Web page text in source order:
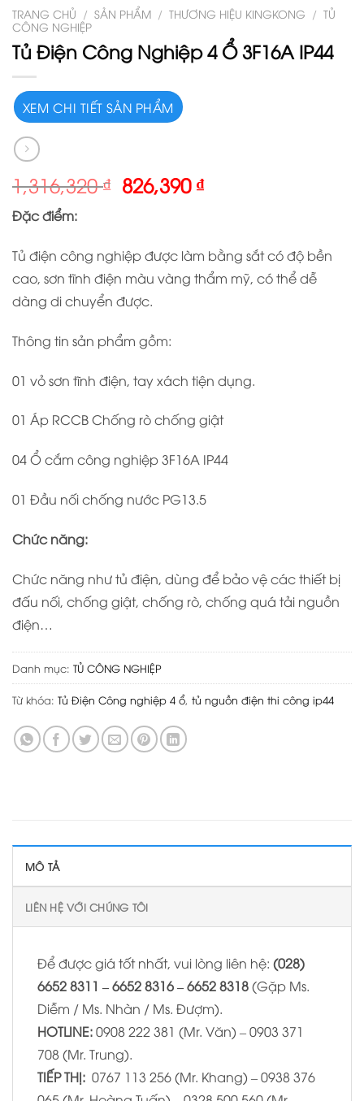
TRANG CHỦ / SẢN PHẨM / THƯƠNG HIỆU KINGKONG / TỦ
CÔNG NGHIỆP
Tủ Điện Công Nghiệp 4 Ổ 3F16A IP44
XEM CHI TIẾT SẢN PHẨM
1,316,320₫ 826,390₫
Đặcđiểm:
Tủ điện công nghiệp được làm bằng sắt có độ bền
cao, sơn tĩnh điện màu vàng thẩm mỹ, có thể dễ
dàng di chuyển được.
Thông tin sản phẩm gồm:
01 vỏ sơn tĩnh điện, tay xách tiện dụng.
01 Áp RCCB Chống rò chống giật
04 Ổ cắm công nghiệp 3F16A IP44
01 Đầu nối chống nước PG13.5
Chức năng:
Chức năng như tủ điện, dùng để bảo vệ các thiết bị
đấu nối, chống giật, chống rò, chống quá tải nguồn
điện…
Danh mục: TỦ CÔNG NGHIỆP
Từ khóa: Tủ Điện Công nghiệp 4 ổ, tủ nguồn điện thi công ip44
MÔ TẢ
LIÊN HỆ VỚI CHÚNG TÔI
Để được giá tốt nhất, vui lòng liên hệ: (028)
6652 8311 – 6652 8316 – 6652 8318(Gặp Ms.
Diễm / Ms. Nhàn / Ms. Đượm).
HOTLINE:0908 222 381 (Mr. Văn) – 0903 371
708 (Mr. Trung).
TIẾP THỊ: 0767 113 256 (Mr. Khang) – 0938 376